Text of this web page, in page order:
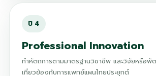
Professional Innovation
ทำหัตถการตามมาตรฐานวิชาชีพ และวิจัยหรือ
เกี่ยวข้องกับการแพทย์แผนไทยประยุกต์